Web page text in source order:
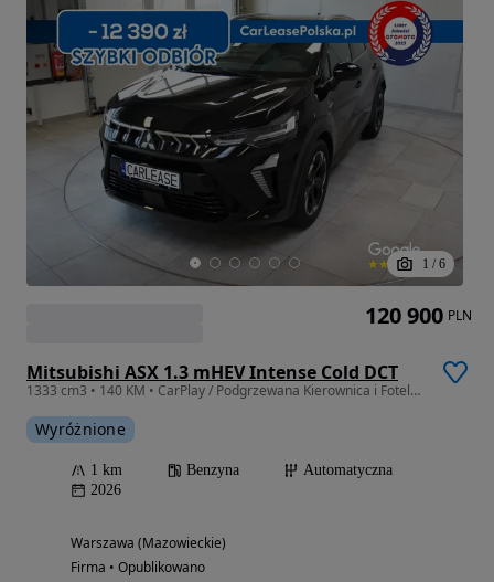
1 / 6
Mitsubishi ASX 1.3 mHEV Intense Cold DCT
1333 cm3 • 140 KM • CarPlay / Podgrzewana Kierownica i Fotele / LED / Leasing / Wynajem
Wyróżnione
1 km Benzyna
Automatyczna
2026
Warszawa (Mazowieckie)
Firma • Opublikowano
120 900 PLN